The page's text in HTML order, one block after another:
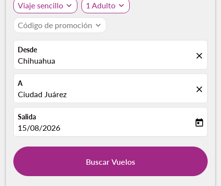
Viaje sencillo expand_more 1 Adulto expand_more
Código de promoción expand_more
Desde
Chihuahua close
A
Ciudad Juárez close
Salida
fc-booking-departure-date-aria-label
15/08/2026 today
Buscar Vuelos